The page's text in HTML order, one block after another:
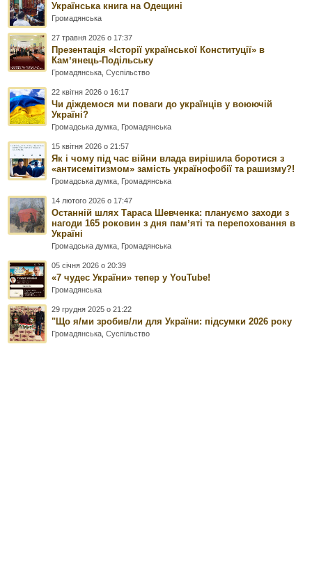
Українська книга на Одещині
Громадянська
27 травня 2026 о 17:37
Презентація «Історії української Конституції» в
Камʼянець-Подільську
Громадянська ,Суспільство
22 квітня 2026 о 16:17
Чи діждемося ми поваги до українців у воюючій
Україні?
Громадська думка Громадянська
15 квітня 2026 о 21:57
Як і чому під час війни влада вирішила боротися з
«антисемітизмом» замість українофобії та рашизму?!
Громадська думка Громадянська
14 лютого 2026 о 17:47
Останній шлях Тараса Шевченка: плануємо заходи з
нагоди 165 роковин з дня памʼяті та перепоховання в
Україні
Громадська думка Громадянська
05 січня 2026 о 20:39
«7 чудес України» тепер у YouTube!
Громадянська
29 грудня 2025 о 21:22
"Що я/ми зробив/ли для України: підсумки 2026 року
Громадянська ,Суспільство